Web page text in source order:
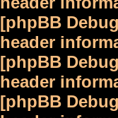
[phpBB
header
[phpBB
header
[phpBB